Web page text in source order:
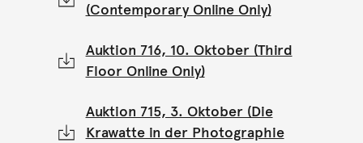
(Contemporary Online Only)
Auktion 716, 10. Oktober (Third
Floor Online Only)
Auktion 715, 3. Oktober (Die
Krawatte in der Photographie